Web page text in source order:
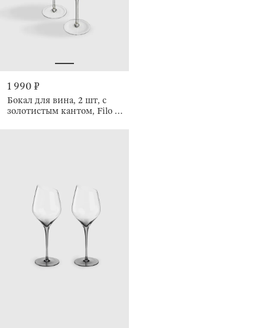
1 990 ₽
Бокал для вина, 2 шт, с
золотистым кантом, Filo R